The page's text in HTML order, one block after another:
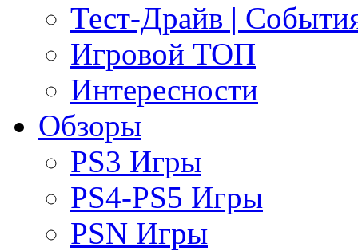
Тест-Драйв |
Игровой ТОП
Интересности
Обзоры
PS3 Игры
PS4-PS5 Игры
PSN Игры